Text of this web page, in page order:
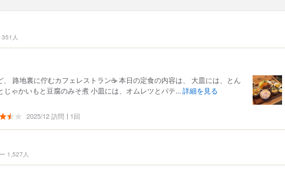
351人
、 路地裏に佇むカフェレストラン️☕️ 本日の定食の内容は、 大皿には、とん
じゃかいもと豆腐のみそ煮 小皿には、オムレツとパテ... 詳細を見る
2025/12 訪問 1回
1,527人